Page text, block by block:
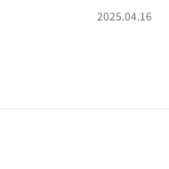
2025.04.16